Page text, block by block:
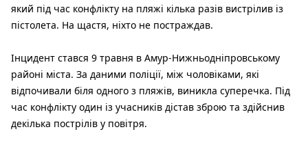
який під час конфлікту на пляжі кілька разів вистрілив із
пістолета. На щастя, ніхто не постраждав.
Інцидент стався 9 травня в Амур-Нижньодніпровському
районі міста. За даними поліції, між чоловіками, які
відпочивали біля одного з пляжів, виникла суперечка. Під
час конфлікту один із учасників дістав зброю та здійснив
декілька пострілів у повітря.